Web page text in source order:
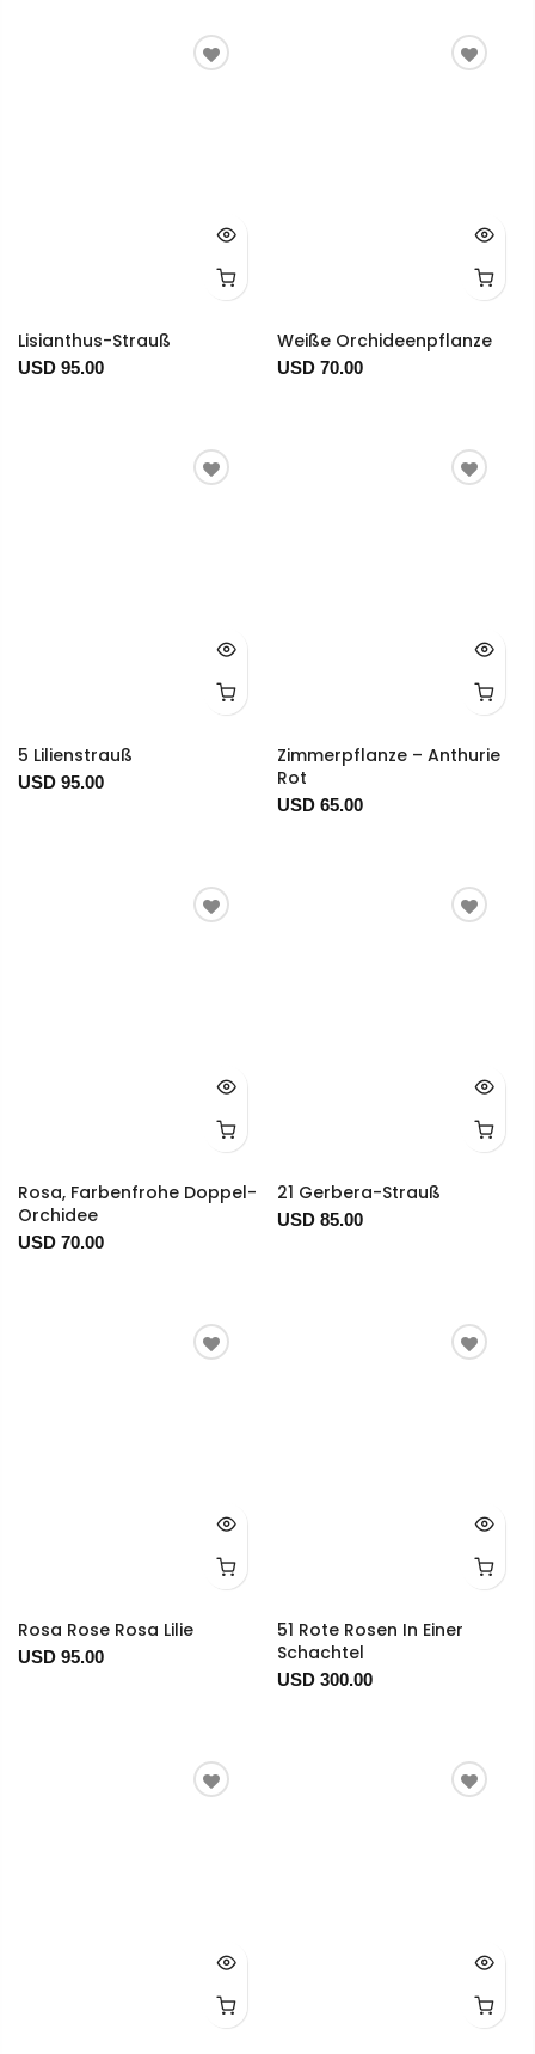
Lisianthus-Strauß
USD 95.00
Weiße Orchideenpflanze
USD 70.00
5 Lilienstrauß
USD 95.00
Zimmerpflanze – Anthurie
Rot
USD 65.00
Rosa, Farbenfrohe Doppel-
Orchidee
USD 70.00
21 Gerbera-Strauß
USD 85.00
Rosa Rose Rosa Lilie
USD 95.00
51 Rote Rosen In Einer
Schachtel
USD 300.00